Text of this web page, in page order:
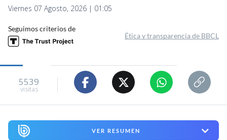
Viernes 07 Agosto, 2026 | 01:05
Seguimos criterios de
Ética y transparencia de BBCL
5539
visitas
VER RESUMEN